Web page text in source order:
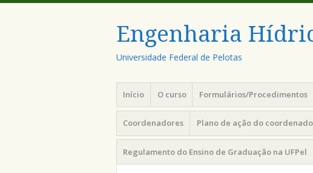
Engenharia
Universidade Federal de Pelotas
Menu
Pular
para
o
conteúdo
Início O curso Formulários/Procedimentos
Coordenadores Plano de ação do
Regulamento do Ensino de Graduação na UFPel